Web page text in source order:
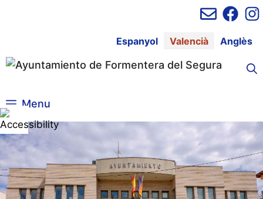
Espanyol Valencià Anglès
Menu